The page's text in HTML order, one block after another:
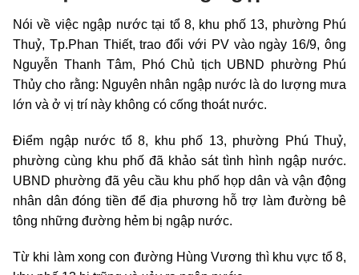
Nói về việc ngập nước tại tổ 8, khu phố 13, phường Phú
Thuỷ, Tp.Phan Thiết, trao đổi với PV vào ngày 16/9, ông
Nguyễn Thanh Tâm, Phó Chủ tịch UBND phường Phú
Thủy cho rằng: Nguyên nhân ngập nước là do lượng mưa
lớn và ở vị trí này không có cống thoát nước.
Điểm ngập nước tổ 8, khu phố 13, phường Phú Thuỷ,
phường cùng khu phố đã khảo sát tình hình ngập nước.
UBND phường đã yêu cầu khu phố họp dân và vận động
nhân dân đóng tiền để địa phương hỗ trợ làm đường bê
tông những đường hẻm bị ngập nước.
Từ khi làm xong con đường Hùng Vương thì khu vực tổ 8,